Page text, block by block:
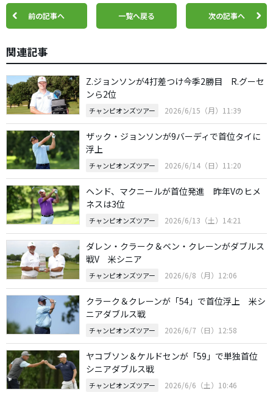
前の記事へ 一覧へ戻る 次の記事へ
関連記事
Z.ジョンソンが4打差つけ今季2勝目 R.グーセ
ンら2位
チャンピオンズツアー 2026/6/15（月）11:39
ザック・ジョンソンが9バーディで首位タイに
浮上
チャンピオンズツアー 2026/6/14（日）11:20
ヘンド、マクニールが首位発進 昨年Vのヒメ
ネスは3位
チャンピオンズツアー 2026/6/13（土）14:21
ダレン・クラーク＆ベン・クレーンがダブルス
戦V 米シニア
チャンピオンズツアー 2026/6/8（月）12:06
クラーク＆クレーンが「54」で首位浮上 米シ
ニアダブルス戦
チャンピオンズツアー 2026/6/7（日）12:58
ヤコブソン＆ケルドセンが「59」で単独首位
シニアダブルス戦
チャンピオンズツアー 2026/6/6（土）10:46